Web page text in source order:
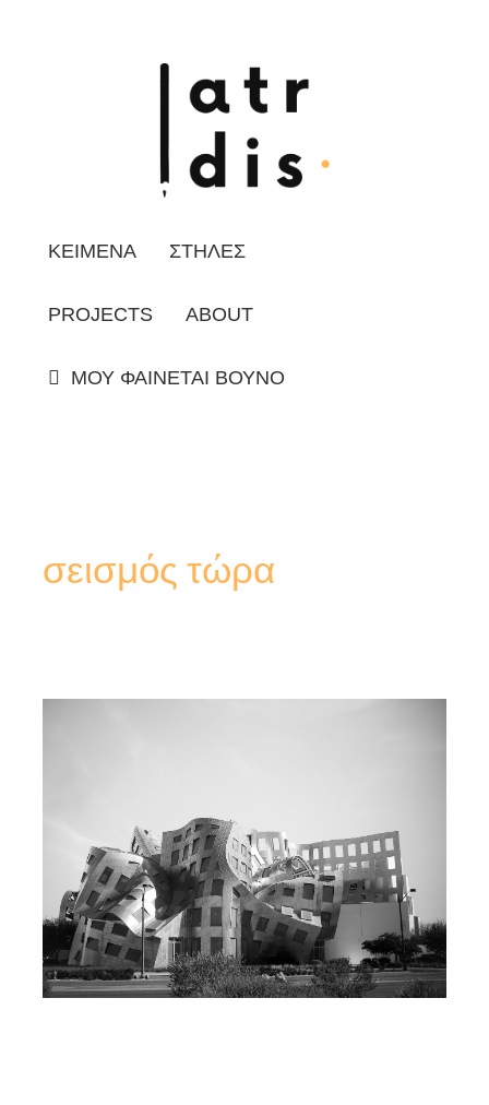
ΚΕΙΜΕΝΑ ΣΤΗΛΕΣ
PROJECTS ABOUT
ΜΟΥ ΦΑΙΝΕΤΑΙ ΒΟΥΝΟ
σεισμός τώρα